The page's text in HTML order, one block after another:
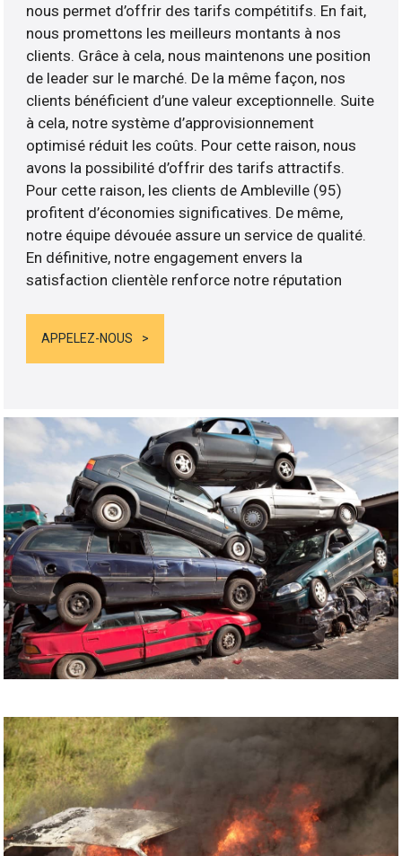
nous permet d’offrir des tarifs compétitifs. En fait,
nous promettons les meilleurs montants à nos
clients. Grâce à cela, nous maintenons une position
de leader sur le marché. De la même façon, nos
clients bénéficient d’une valeur exceptionnelle. Suite
à cela, notre système d’approvisionnement
optimisé réduit les coûts. Pour cette raison, nous
avons la possibilité d’offrir des tarifs attractifs.
Pour cette raison, les clients de Ambleville (95)
profitent d’économies significatives. De même,
notre équipe dévouée assure un service de qualité.
En définitive, notre engagement envers la
satisfaction clientèle renforce notre réputation
APPELEZ-NOUS